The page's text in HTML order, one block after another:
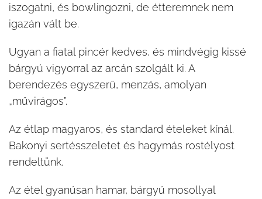
iszogatni, és bowlingozni, de étteremnek nem
igazán vált be.
Ugyan a fiatal pincér kedves, és mindvégig kissé
bárgyú vigyorral az arcán szolgált ki. A
berendezés egyszerű, menzás, amolyan
„művirágos”.
Az étlap magyaros, és standard ételeket kínál.
Bakonyi sertésszeletet és hagymás rostélyost
rendeltünk.
Az étel gyanúsan hamar, bárgyú mosollyal